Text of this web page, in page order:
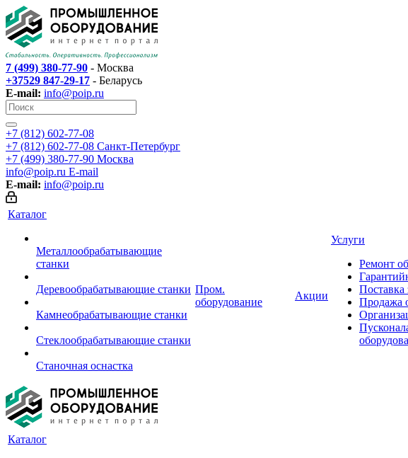
7 (499) 380-77-90 - Москва
+37529 847-29-17 - Беларусь
E-mail: info@poip.ru
+7 (812) 602-77-08
+7 (812) 602-77-08 Санкт-Петербург
+7 (499) 380-77-90 Москва
info@poip.ru E-mail
E-mail: info@poip.ru
Каталог
Металлообрабатывающие
станки
Деревообрабатывающие станки
Камнеобрабатывающие станки
Стеклообрабатывающие станки
Станочная оснастка
Пром.
оборудование
Акции
Услуги
Ремонт
Поставка
Продажа
Каталог